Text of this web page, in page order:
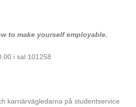
to make yourself employable.
i sal 101258
karriärvägledarna på studentservice